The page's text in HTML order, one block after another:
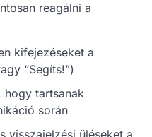
reagálni a
kifejezéseket a
“Segíts!”)
hogy tartsanak
során